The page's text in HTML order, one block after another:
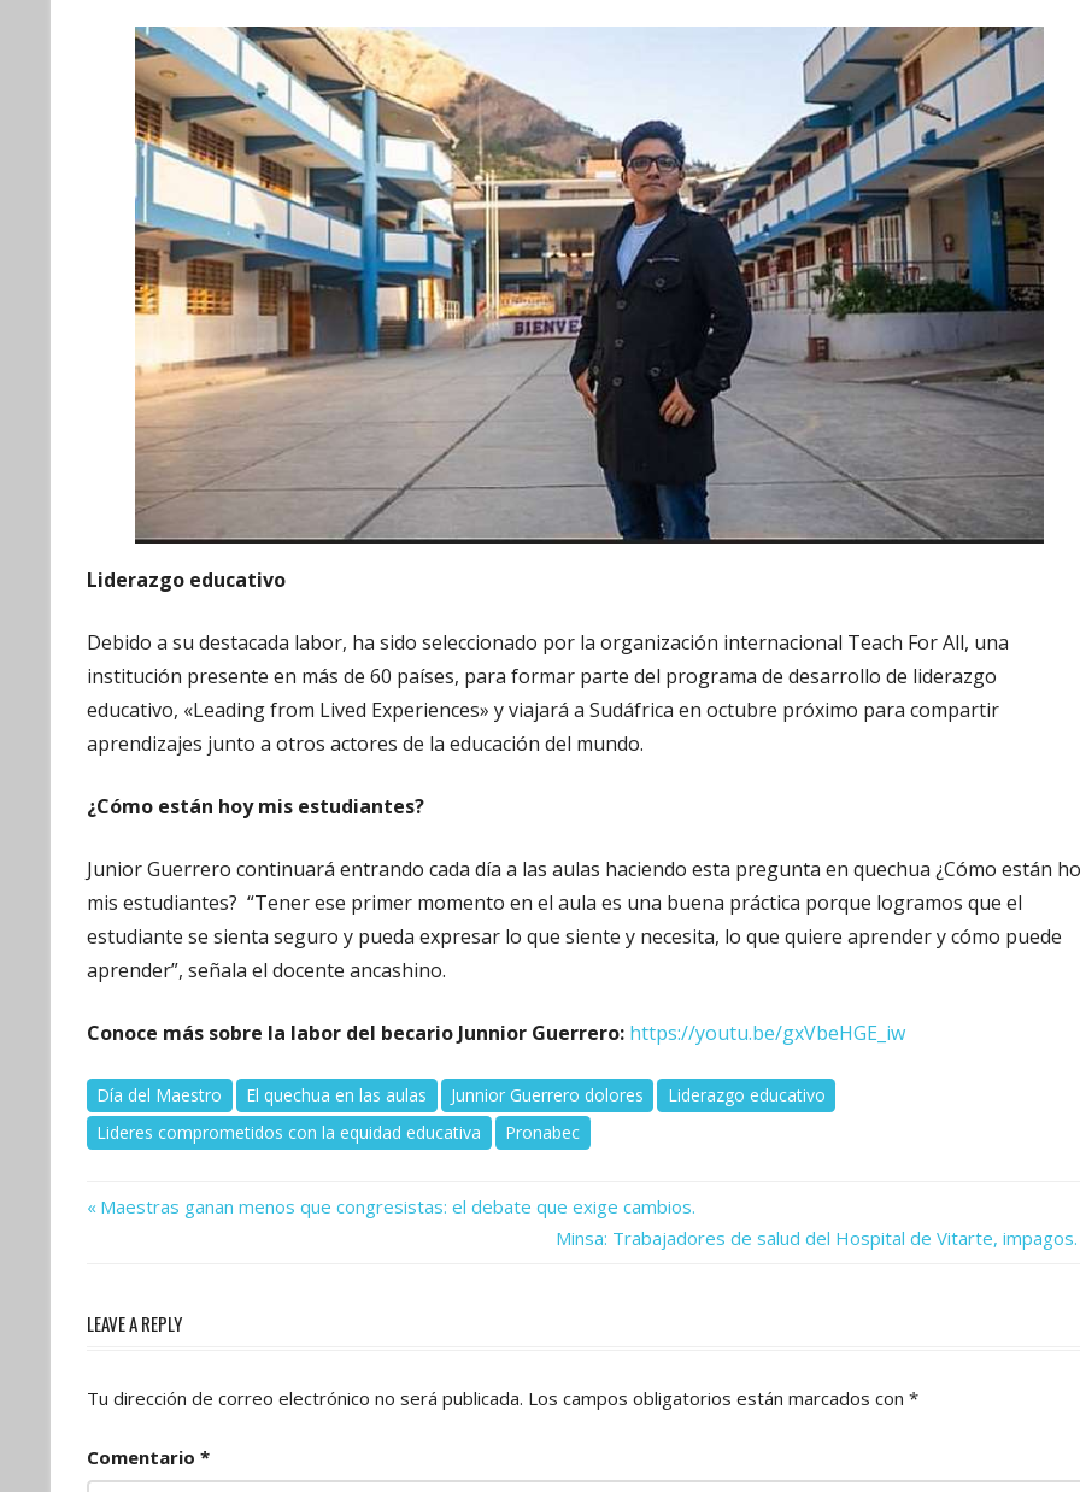
Liderazgo educativo
Debido a su destacada labor, ha sido seleccionado por la organización internacional Teach For All, una
institución presente en más de 60 países, para formar parte del programa de desarrollo de liderazgo
educativo, «Leading from Lived Experiences» y viajará a Sudáfrica en octubre próximo para compartir
aprendizajes junto a otros actores de la educación del mundo.
¿Cómo están hoy mis estudiantes?
Junior Guerrero continuará entrando cada día a las aulas haciendo esta pregunta en quechua ¿Cómo están
mis estudiantes? “Tener ese primer momento en el aula es una buena práctica porque logramos que el
estudiante se sienta seguro y pueda expresar lo que siente y necesita, lo que quiere aprender y cómo puede
aprender”, señala el docente ancashino.
Conoce más sobre la labor del becario Junnior Guerrero: https://youtu.be/gxVbeHGE_iw
Día del Maestro El quechua en las aulas Junnior Guerrero dolores
Liderazgo educativo
Lideres comprometidos con la equidad educativa
Pronabec
Navegación
entradas
Previous
Maestras ganan menos que congresistas: el debate que exige cambios.
Next
Minsa: Trabajadores de salud del Hospital de Vitarte, impagos.
LEAVE A REPLY
Tu dirección de correo electrónico no será publicada. Los campos obligatorios están marcados con *
Comentario *